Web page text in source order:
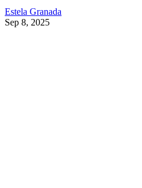
Estela Granada
Sep 8, 2025